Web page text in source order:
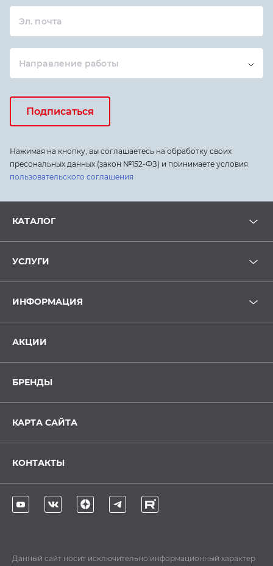
Эл. почта
Направление работы
Подписаться
Нажимая на кнопку, вы соглашаетесь на обработку своих
пресональных данных (закон №152-ФЗ) и принимаете условия
пользовательского соглашения
КАТАЛОГ
УСЛУГИ
ИНФОРМАЦИЯ
АКЦИИ
БРЕНДЫ
КАРТА САЙТА
КОНТАКТЫ
Данный сайт носит исключительно информационный характер